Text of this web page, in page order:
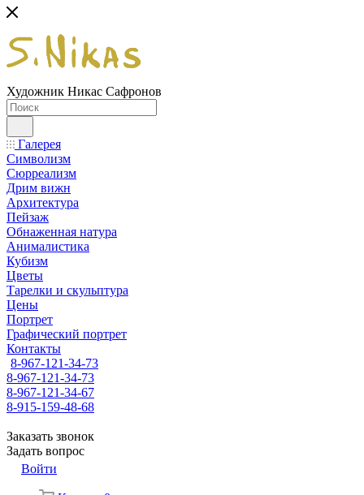
Художник Никас Сафронов
Галерея
Символизм
Сюрреализм
Дрим вижн
Архитектура
Пейзаж
Обнаженная натура
Анималистика
Кубизм
Цветы
Тарелки и скульптура
Цены
Портрет
Графический портрет
Контакты
8-967-121-34-73
8-967-121-34-73
8-967-121-34-67
8-915-159-48-68
Заказать звонок
Задать вопрос
Войти